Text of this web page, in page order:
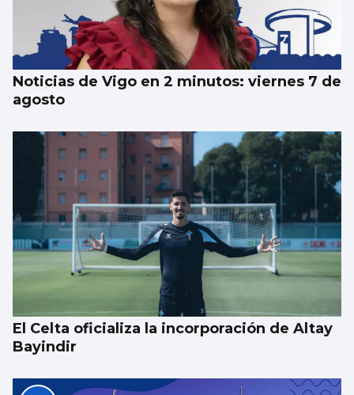
Un guardia civil gallego mata su expareja y
es abatido por sus compañeros en Llanes
Noticias de Vigo en 2 minutos: viernes 7 de
agosto
El Celta oficializa la incorporación de Altay
Bayindir